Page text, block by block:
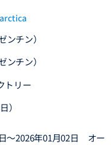
ンチン）
ンチン）
トリー
）
～2026年01月02日 オー